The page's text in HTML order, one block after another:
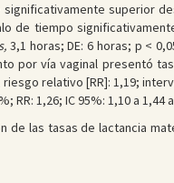
superior
de tiempo
3,1 horas; DE: 6 horas; p <
por vía vaginal presentó
relativo [RR]: 1,19;
RR: 1,26; IC 95%: 1,10 a 1,44
las tasas de lactancia